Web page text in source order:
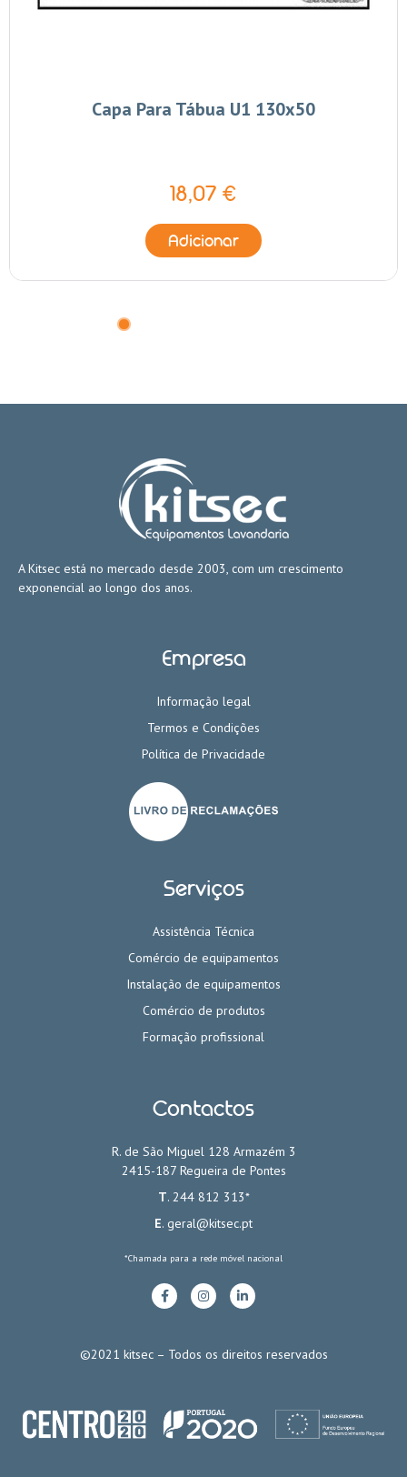
Capa Para Tábua U1 130x50
18,07 €
Adicionar
A Kitsec está no mercado desde 2003, com um crescimento
exponencial ao longo dos anos.
Empresa
Informação legal
Termos e Condições
Política de Privacidade
Serviços
Assistência Técnica
Comércio de equipamentos
Instalação de equipamentos
Comércio de produtos
Formação profissional
Contactos
R. de São Miguel 128 Armazém 3
2415-187 Regueira de Pontes
T. 244 812 313*
E. geral@kitsec.pt
*Chamada para a rede móvel nacional
©2021 kitsec – Todos os direitos reservados